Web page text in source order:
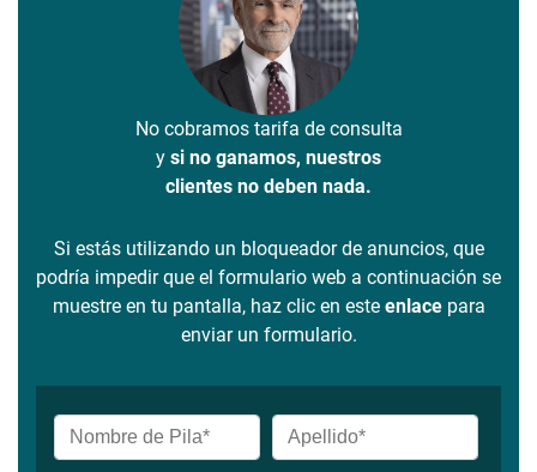
No cobramos tarifa de consulta
y si no ganamos, nuestros
clientes no deben nada.
Si estás utilizando un bloqueador de anuncios, que
podría impedir que el formulario web a continuación se
muestre en tu pantalla, haz clic en este enlacepara
enviar un formulario.